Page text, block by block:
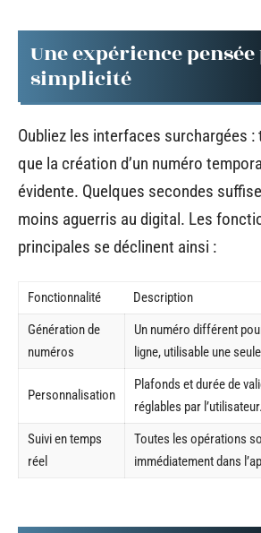
Une expérience
simplicité
Oubliez les interfaces surchargées
que la création d’un numéro
évidente. Quelques secondes
moins aguerris au digital. Les
principales se déclinent ainsi :
Fonctionnalité
Description
Génération de
numéros
Un numéro différent
ligne, utilisable une
Personnalisation
Plafonds et durée de
réglables par l’utilisateur.
Suivi en temps
réel
Toutes les opérations
immédiatement dans